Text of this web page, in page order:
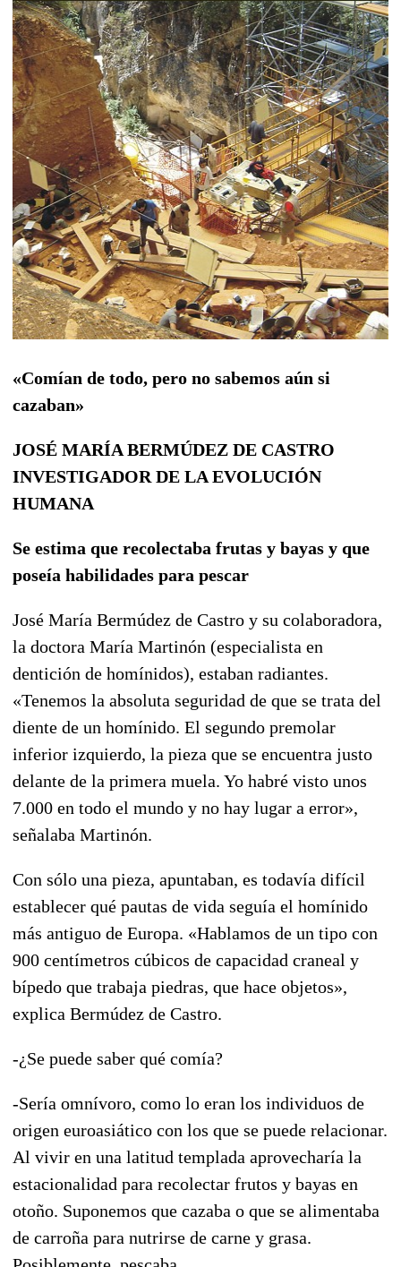
«Comían de todo, pero no sabemos aún si
cazaban»
JOSÉ MARÍA BERMÚDEZ DE CASTRO
INVESTIGADOR DE LA EVOLUCIÓN
HUMANA
Se estima que recolectaba frutas y bayas y que
poseía habilidades para pescar
José María Bermúdez de Castro y su colaboradora,
la doctora María Martinón (especialista en
dentición de homínidos), estaban radiantes.
«Tenemos la absoluta seguridad de que se trata del
diente de un homínido. El segundo premolar
inferior izquierdo, la pieza que se encuentra justo
delante de la primera muela. Yo habré visto unos
7.000 en todo el mundo y no hay lugar a error»,
señalaba Martinón.
Con sólo una pieza, apuntaban, es todavía difícil
establecer qué pautas de vida seguía el homínido
más antiguo de Europa. «Hablamos de un tipo con
900 centímetros cúbicos de capacidad craneal y
bípedo que trabaja piedras, que hace objetos»,
explica Bermúdez de Castro.
-¿Se puede saber qué comía?
-Sería omnívoro, como lo eran los individuos de
origen euroasiático con los que se puede relacionar.
Al vivir en una latitud templada aprovecharía la
estacionalidad para recolectar frutos y bayas en
otoño. Suponemos que cazaba o que se alimentaba
de carroña para nutrirse de carne y grasa.